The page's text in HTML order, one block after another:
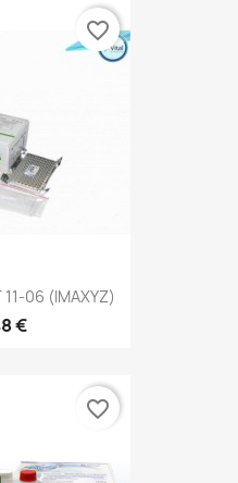
06 (IMAXYZ)
€
favorite_border
favorite_border